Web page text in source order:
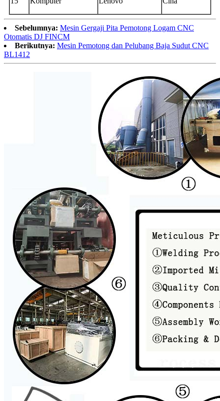
Sebelumnya: Mesin Gergaji Pita Pemotong Logam CNC
Otomatis DJ FINCM
Berikutnya: Mesin Pemotong dan Pelubang Baja Sudut CNC
BL1412